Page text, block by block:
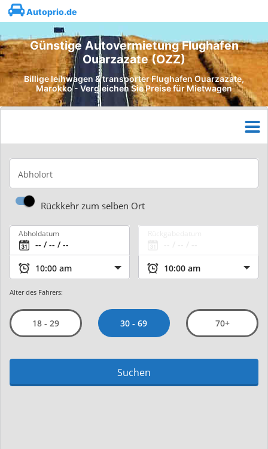
Autoprio.de
Günstige Autovermietung Flughafen
Ouarzazate (OZZ)
Billige leihwagen & transporter Flughafen Ouarzazate,
Marokko - Vergleichen Sie Preise für Mietwagen
Abholort
Rückkehr zum selben Ort
Abholdatum
Alter des Fahrers:
18 - 29 30 - 69 70+
Suchen